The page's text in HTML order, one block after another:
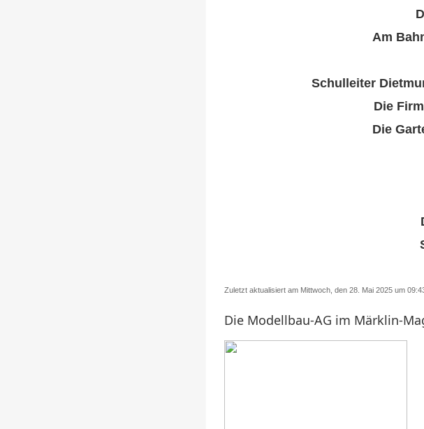
Am
Schulleiter
Die
Die
Zuletzt aktualisiert am Mittwoch, den 28. Mai 2025 um
Die Modellbau-AG im Märklin-